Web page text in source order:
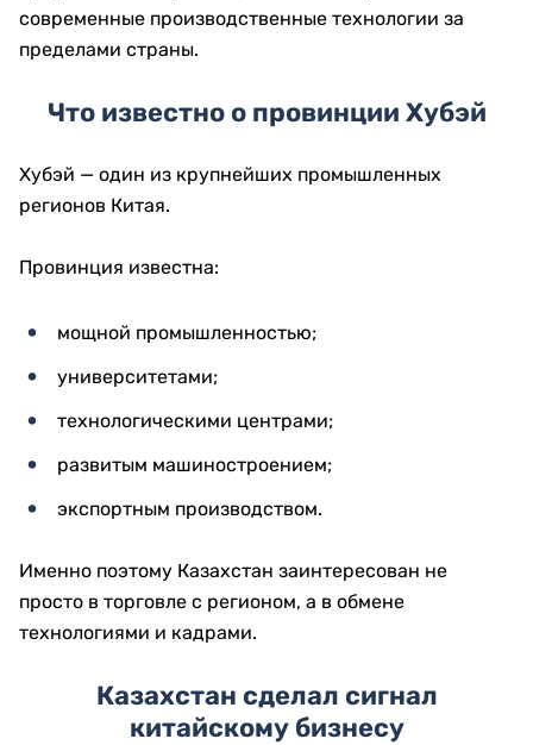
современные производственные технологии за
пределами страны.
Что известно о провинции Хубэй
Хубэй — один из крупнейших промышленных
регионов Китая.
Провинция известна:
мощной промышленностью;
университетами;
технологическими центрами;
развитым машиностроением;
экспортным производством.
Именно поэтому Казахстан заинтересован не
просто в торговле с регионом, а в обмене
технологиями и кадрами.
Казахстан сделал сигнал
китайскому бизнесу